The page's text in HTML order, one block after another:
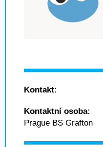
Kontakt:
Kontaktní osoba:
Prague BS Grafton